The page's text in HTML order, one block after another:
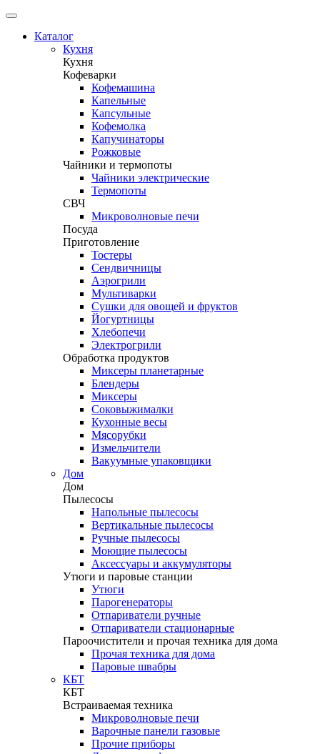
Каталог
Кухня
Кухня
Кофеварки
Кофемашина
Капельные
Капсульные
Кофемолка
Капучинаторы
Рожковые
Чайники и термопоты
Чайники электрические
Термопоты
СВЧ
Микроволновые печи
Посуда
Приготовление
Тостеры
Сендвичницы
Аэрогрили
Мультиварки
Сушки для овощей и фруктов
Йогуртницы
Хлебопечи
Электрогрили
Обработка продуктов
Миксеры планетарные
Блендеры
Миксеры
Соковыжималки
Кухонные весы
Мясорубки
Измельчители
Вакуумные упаковщики
Дом
Дом
Пылесосы
Напольные пылесосы
Вертикальные пылесосы
Ручные пылесосы
Моющие пылесосы
Аксессуары и аккумуляторы
Утюги и паровые станции
Утюги
Парогенераторы
Отпариватели ручные
Отпариватели стационарные
Пароочистители и прочая техника для дома
Прочая техника для дома
Паровые швабры
КБТ
КБТ
Встраиваемая техника
Микроволновые печи
Варочные панели газовые
Прочие приборы